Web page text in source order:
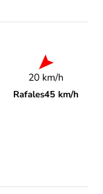
20 km/h
Rafales45 km/h